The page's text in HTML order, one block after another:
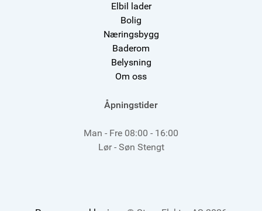
Elbil lader
Bolig
Næringsbygg
Baderom
Belysning
Om oss
Åpningstider
Man - Fre 08:00 - 16:00
Lør - Søn Stengt